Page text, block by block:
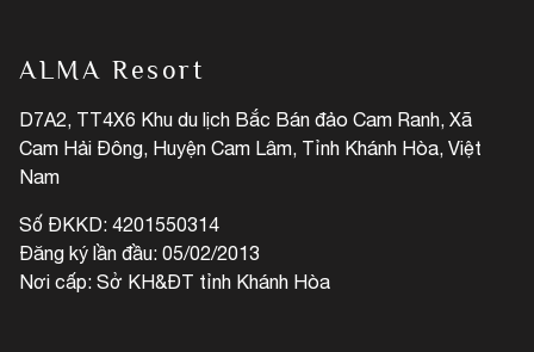
ALMA Resort
D7A2, TT4X6 Khu du lịch Bắc Bán đảo Cam Ranh, Xã
Cam Hải Đông, Huyện Cam Lâm, Tỉnh Khánh Hòa, Việt
Nam
Số ĐKKD: 4201550314
Đăng ký lần đầu: 05/02/2013
Nơi cấp: Sở KH&ĐT tỉnh Khánh Hòa